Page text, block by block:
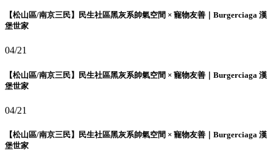
【松山區/南京三民】民生社區黑灰系帥氣空間 × 寵物友善｜Burgerciaga 漢
堡世家
04/21
【松山區/南京三民】民生社區黑灰系帥氣空間 × 寵物友善｜Burgerciaga 漢
堡世家
04/21
【松山區/南京三民】民生社區黑灰系帥氣空間 × 寵物友善｜Burgerciaga 漢
堡世家